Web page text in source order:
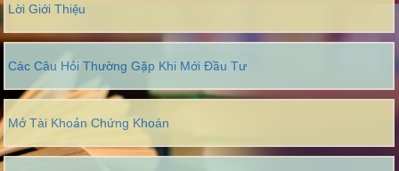
Lời Giới Thiệu
Các Câu Hỏi Thường Gặp Khi Mới Đầu Tư
Mở Tài Khoản Chứng Khoán